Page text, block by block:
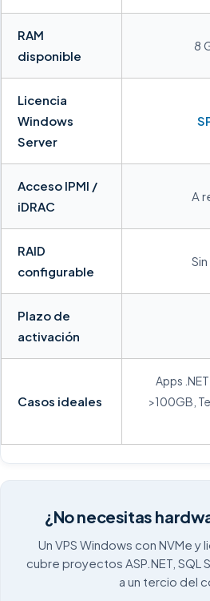
RAM
disponible
8
Licencia
Windows
Server
Acceso IPMI /
iDRAC
A
RAID
configurable
Sin
Plazo de
activación
Casos ideales
Apps
>100GB,
¿No necesitas
Un VPS Windows con NVMe y
cubre proyectos ASP.NET, SQL
a un tercio del